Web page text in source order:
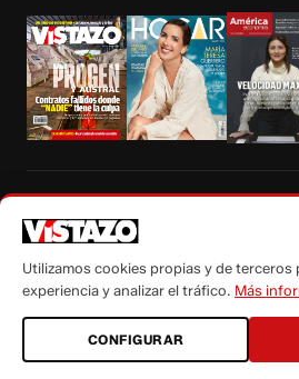
autorización escrita de su titular, de todos los
Utilizamos cookies propias y de terceros
experiencia y analizar el tráfico. Más
CONFIGURAR